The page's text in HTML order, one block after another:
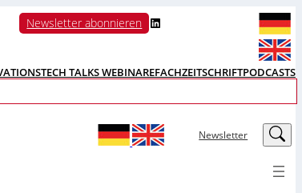
Newsletter abonnieren LinkedIn
TECH TALKS WEBINAREFACHZEITSCHRIFTPODCASTS
Newsletter LinkedIn